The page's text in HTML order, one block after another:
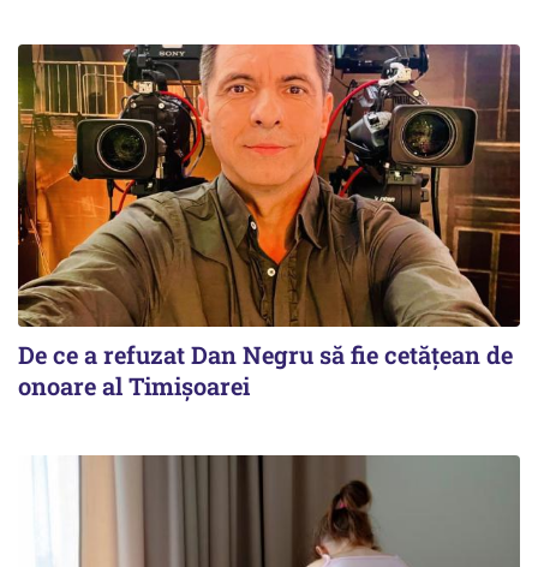
De ce a refuzat Dan Negru să fie cetățean de
onoare al Timișoarei